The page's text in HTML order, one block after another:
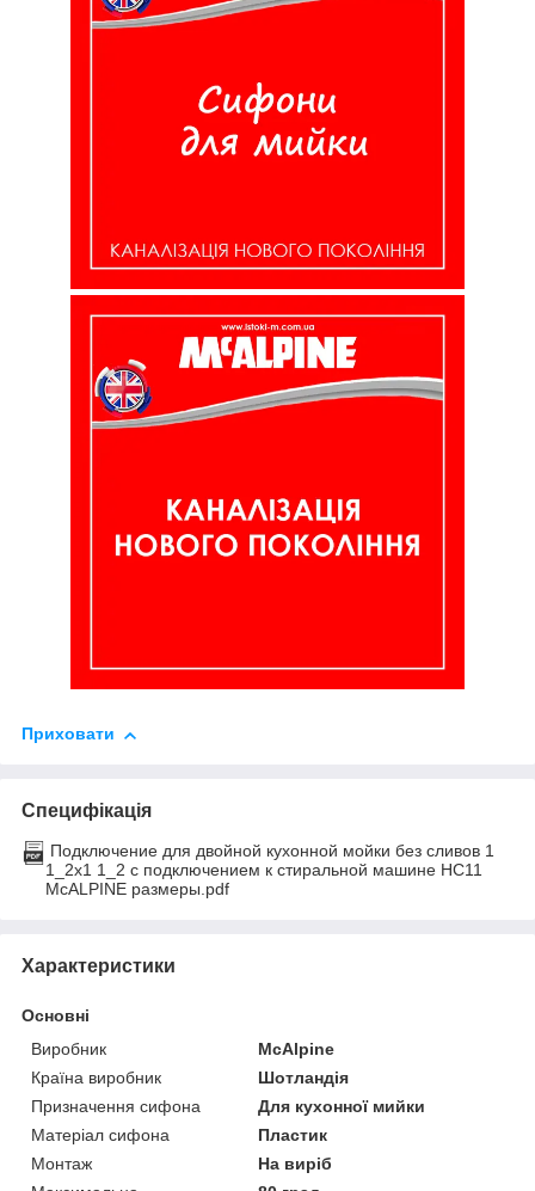
Приховати
Специфікація
Подключение для двойной кухонной мойки без сливов 1
1_2х1 1_2 с подключением к стиральной машине HC11
McALPINE размеры.pdf
Характеристики
Основні
Виробник
McAlpine
Країна виробник
Шотландія
Призначення сифона
Для кухонної мийки
Матеріал сифона
Пластик
Монтаж
На виріб